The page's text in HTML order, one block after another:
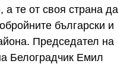
а те от своя страна да
български и
Председател на
Белоградчик Емил